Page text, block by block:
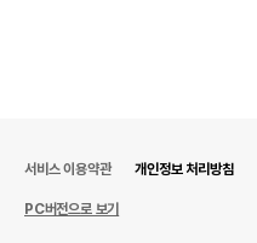
서비스 이용약관 개인정보 처리방침
PC버전으로 보기